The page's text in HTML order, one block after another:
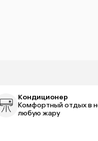
Кондиционер
Комфортный отдых в
любую жару